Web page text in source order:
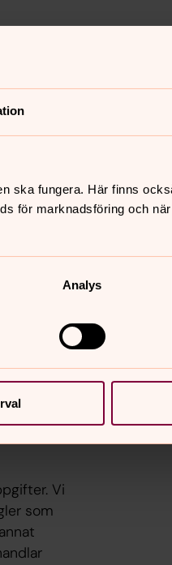
ska fungera. Här finns
för marknadsföring och
Analys
och
en
Vi
som